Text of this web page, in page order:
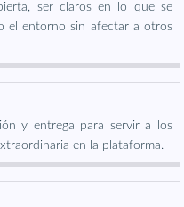
ser claros en lo que se
el entorno sin afectar a otros
y entrega para servir a los
en la plataforma.